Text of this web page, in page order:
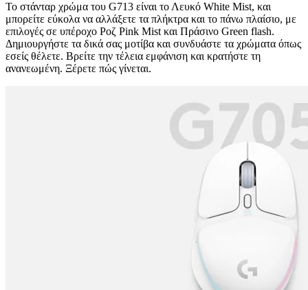
Το στάνταρ χρώμα του G713 είναι το Λευκό White Mist, και
μπορείτε εύκολα να αλλάξετε τα πλήκτρα και το πάνω πλαίσιο, με
επιλογές σε υπέροχο Ροζ Pink Mist και Πράσινο Green flash.
Δημιουργήστε τα δικά σας μοτίβα και συνδυάστε τα χρώματα όπως
εσείς θέλετε. Βρείτε την τέλεια εμφάνιση και κρατήστε τη
ανανεωμένη. Ξέρετε πώς γίνεται.